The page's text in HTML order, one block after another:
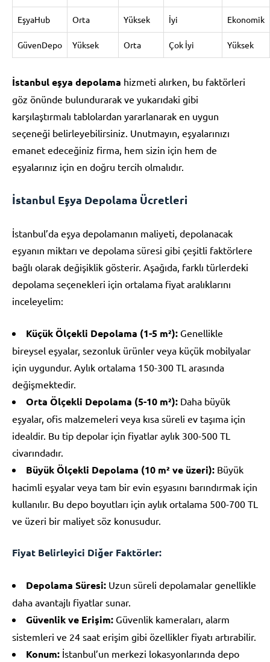
EşyaHub Orta Yüksek İyi Ekonomik
GüvenDepo Yüksek Orta Çok İyi Yüksek
İstanbul eşya depolama hizmeti alırken, bu faktörleri
göz önünde bulundurarak ve yukarıdaki gibi
karşılaştırmalı tablolardan yararlanarak en uygun
seçeneği belirleyebilirsiniz. Unutmayın, eşyalarınızı
emanet edeceğiniz firma, hem sizin için hem de
eşyalarınız için en doğru tercih olmalıdır.
İstanbul Eşya Depolama Ücretleri
İstanbul’da eşya depolamanın maliyeti, depolanacak
eşyanın miktarı ve depolama süresi gibi çeşitli faktörlere
bağlı olarak değişiklik gösterir. Aşağıda, farklı türlerdeki
depolama seçenekleri için ortalama fiyat aralıklarını
inceleyelim:
Küçük Ölçekli Depolama (1-5 m²): Genellikle
bireysel eşyalar, sezonluk ürünler veya küçük mobilyalar
için uygundur. Aylık ortalama 150-300 TL arasında
değişmektedir.
Orta Ölçekli Depolama (5-10 m²): Daha büyük
eşyalar, ofis malzemeleri veya kısa süreli ev taşıma için
idealdir. Bu tip depolar için fiyatlar aylık 300-500 TL
civarındadır.
Büyük Ölçekli Depolama (10 m² ve üzeri): Büyük
hacimli eşyalar veya tam bir evin eşyasını barındırmak için
kullanılır. Bu depo boyutları için aylık ortalama 500-700 TL
ve üzeri bir maliyet söz konusudur.
Fiyat Belirleyici Diğer Faktörler:
Depolama Süresi: Uzun süreli depolamalar genellikle
daha avantajlı fiyatlar sunar.
Güvenlik ve Erişim: Güvenlik kameraları, alarm
sistemleri ve 24 saat erişim gibi özellikler fiyatı artırabilir.
Konum: İstanbul’un merkezi lokasyonlarında depo